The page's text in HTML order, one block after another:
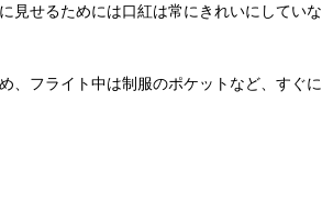
見せるためには口紅は常にきれいにしていな
、フライト中は制服のポケットなど、 すぐに